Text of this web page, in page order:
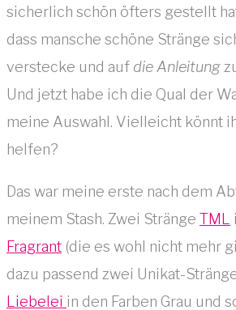
sicherlich schön öfters gestellt
dass mansche schöne Stränge
verstecke und auf die Anleitung
Und jetzt habe ich die Qual der
meine Auswahl. Vielleicht könnt
helfen?
Das war meine erste nach dem
meinem Stash. Zwei Stränge TML
Fragrant (die es wohl nicht mehr
dazu passend zwei Unikat-
Liebelei in den Farben Grau und